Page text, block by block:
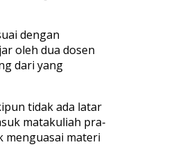
dengan
oleh dua dosen
dari yang
tidak ada latar
matakuliah pra-
menguasai materi